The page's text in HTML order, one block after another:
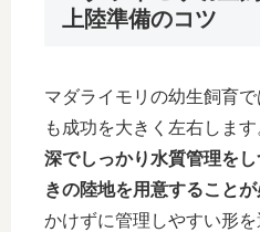
上陸準備のコツ
マダライモリの幼生飼育
も成功を大きく左右します
深でしっかり水質管理を
きの陸地を用意すること
かけずに管理しやすい形